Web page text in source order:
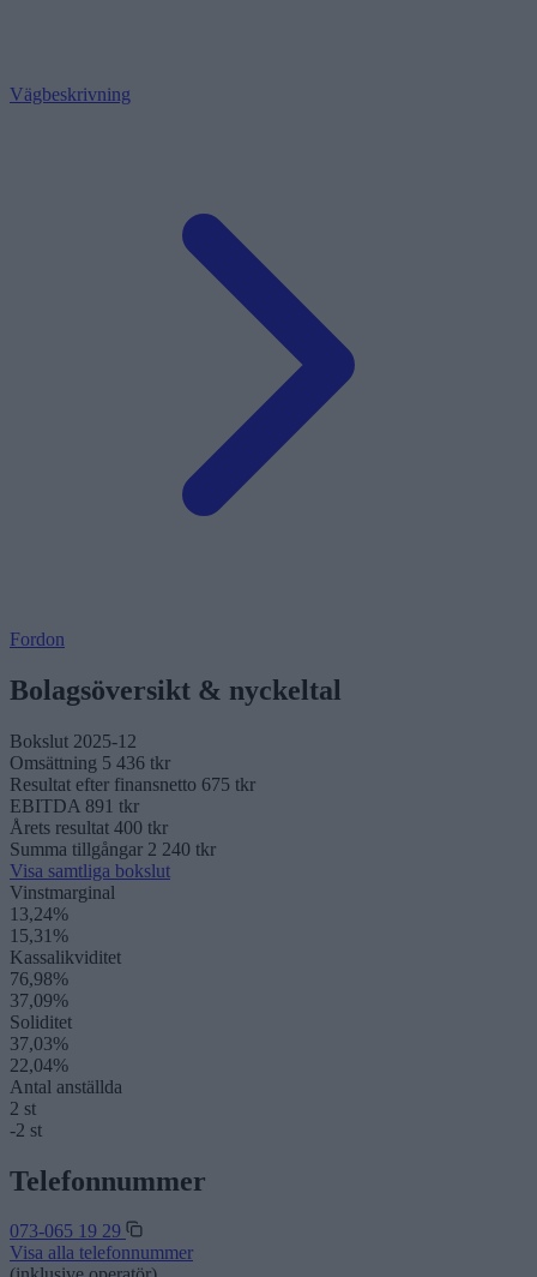
Vägbeskrivning
Fordon
Bolagsöversikt & nyckeltal
Bokslut 2025-12
Omsättning 5 436 tkr
Resultat efter finansnetto 675 tkr
EBITDA 891 tkr
Årets resultat 400 tkr
Summa tillgångar 2 240 tkr
Visa samtliga bokslut
Vinstmarginal
13,24%
15,31%
Kassalikviditet
76,98%
37,09%
Soliditet
37,03%
22,04%
Antal anställda
2 st
-2 st
Telefonnummer
073-065 19 29
Visa alla telefonnummer